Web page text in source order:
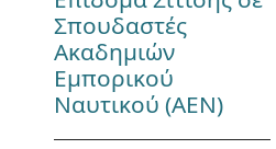
Σπουδαστές
Ακαδημιών
Εμπορικού
Ναυτικού (ΑΕΝ)